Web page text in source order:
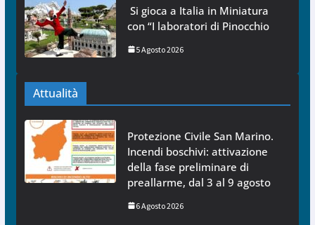
Si gioca a Italia in Miniatura
con “I laboratori di Pinocchio
5 Agosto 2026
Attualità
Protezione Civile San Marino.
Incendi boschivi: attivazione
della fase preliminare di
preallarme, dal 3 al 9 agosto
6 Agosto 2026